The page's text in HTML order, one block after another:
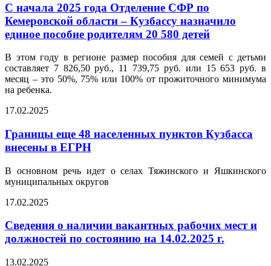
С начала 2025 года Отделение СФР по
Кемеровской области – Кузбассу назначило
единое пособие родителям 20 580 детей
В этом году в регионе размер пособия для семей с детьми
составляет 7 826,50 руб., 11 739,75 руб. или 15 653 руб. в
месяц – это 50%, 75% или 100% от прожиточного минимума
на ребенка.
17.02.2025
Границы еще 48 населенных пунктов Кузбасса
внесены в ЕГРН
В основном речь идет о селах Тяжинского и Яшкинского
муниципальных округов
17.02.2025
Сведения о наличии вакантных рабочих мест и
должностей по состоянию на 14.02.2025 г.
13.02.2025